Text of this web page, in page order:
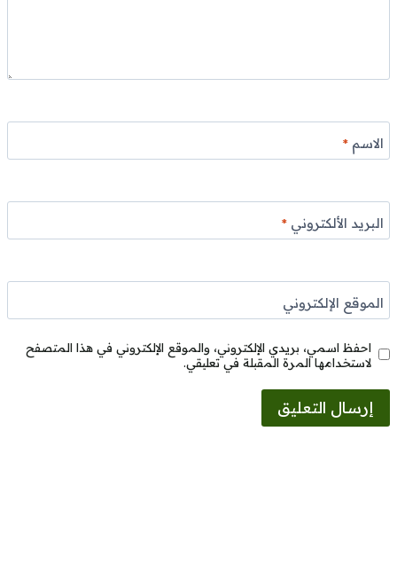
الاسم*
البريد الألكتروني*
الموقع الإلكتروني
احفظ اسمي، بريدي الإلكتروني، والموقع الإلكتروني في هذا المتصفح
لاستخدامها المرة المقبلة في تعليقي.